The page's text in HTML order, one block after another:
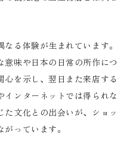
る体験が生まれています。
意味や日本の日常の所作につ
を示し、翌日また来店する
インターネットでは得られな
文化との出会いが、ショッ
っています。